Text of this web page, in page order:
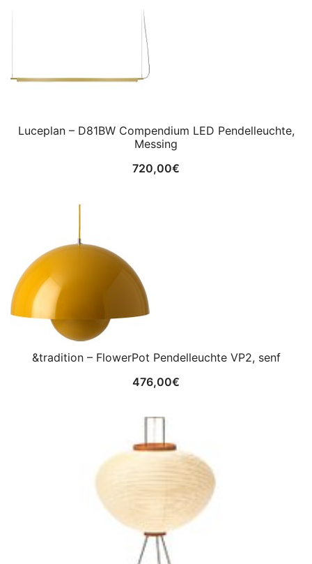
Luceplan – D81BW Compendium LED Pendelleuchte,
Messing
720,00€
&tradition – FlowerPot Pendelleuchte VP2, senf
476,00€